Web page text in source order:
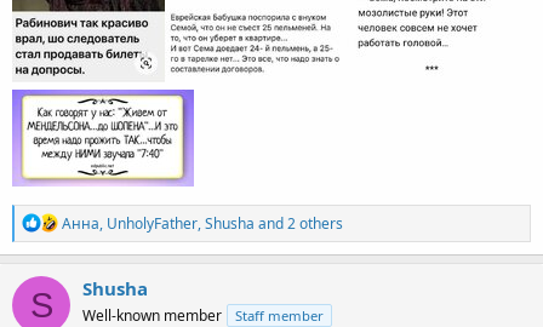
R
e
a
c
Анна, UnholyFather,Shusha and 2 others
S Shusha
Well-known member Staff member